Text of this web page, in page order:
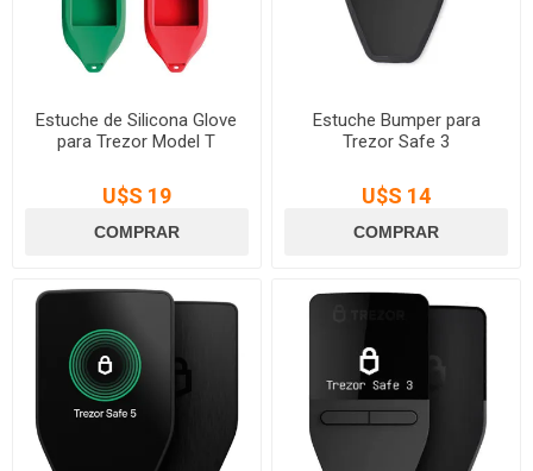
Estuche de Silicona Glove
para Trezor Model T
U$S 19
Estuche Bumper para
Trezor Safe 3
U$S 14